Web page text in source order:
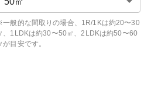
般的な間取りの場合、1R/1Kは約20〜30
、1LDKは約30〜50㎡、2LDKは約50〜60
が目安です。